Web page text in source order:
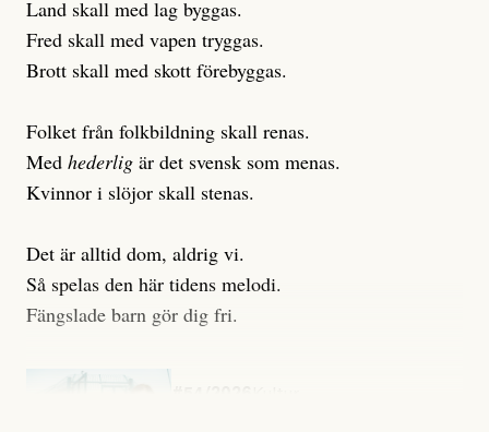
Land skall med lag byggas.
Fred skall med vapen tryggas.
Brott skall med skott förebyggas.
Folket från folkbildning skall renas.
Med hederlig är det svensk som menas.
Kvinnor i slöjor skall stenas.
Det är alltid dom, aldrig vi.
Så spelas den här tidens melodi.
Fängslade barn gör dig fri.